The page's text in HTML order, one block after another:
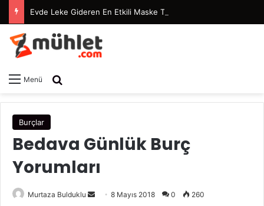
Evde Leke Gideren En Etkili Maske Tarifleri
Menü
Burçlar
Bedava Günlük Burç
Yorumları
Murtaza Bulduklu 8 Mayıs 2018 0 260